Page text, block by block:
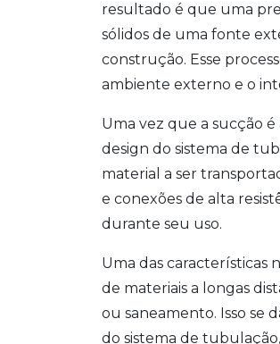
resultado é que uma
sólidos de uma fonte
construção. Esse
ambiente externo e o
Uma vez que a sucção
design do sistema de
material a ser
e conexões de alta
durante seu uso.
Uma das características
de materiais a longas
ou saneamento. Isso se
do sistema de